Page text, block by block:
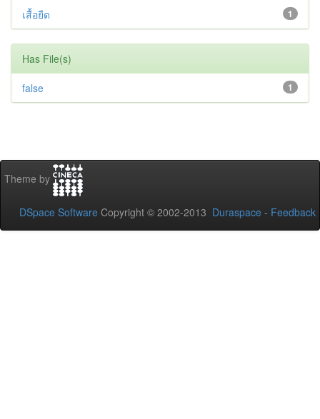
1
เสื้อยืด
Has File(s)
1
false
Theme by
DSpace Software Copyright © 2002-2013 Duraspace - Feedback